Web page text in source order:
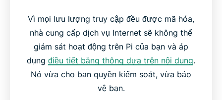
Vì mọi lưu lượng truy cập đều được mã hóa,
nhà cung cấp dịch vụ Internet sẽ không thể
giám sát hoạt động trên Pi của bạn và áp
dụng điều tiết băng thông dựa trên nội dung.
Nó vừa cho bạn quyền kiểm soát, vừa bảo
vệ bạn.